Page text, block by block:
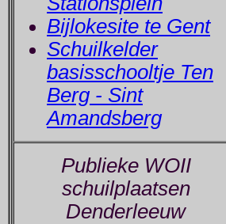
Bijlokesite te Gent
Schuilkelder
basisschooltje Ten
Berg - Sint
Amandsberg
Publieke WOII
schuilplaatsen
Denderleeuw